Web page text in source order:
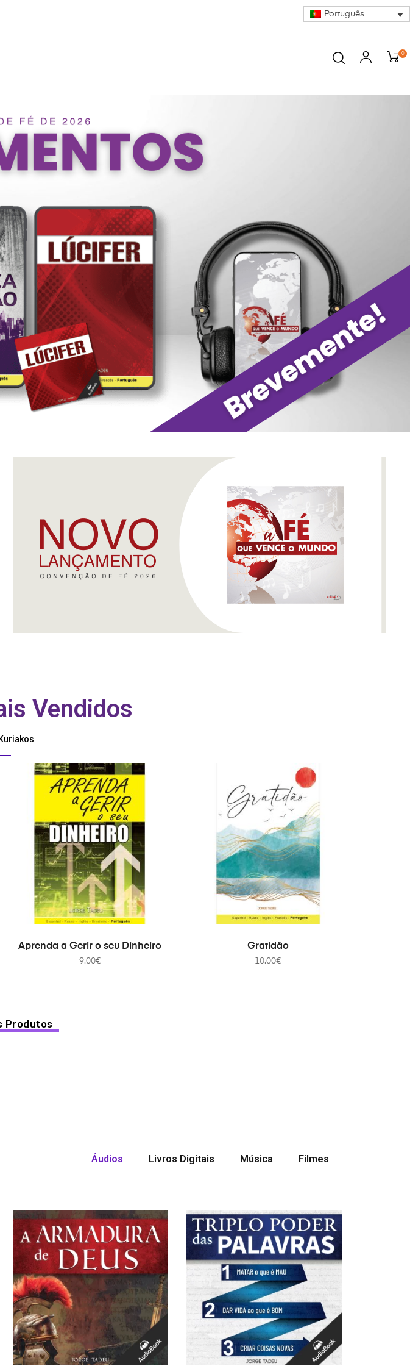
Português
0
Vendidos
ADICIONAR
Aprenda a Gerir o seu Dinheiro
9.00€
ADICIONAR
Gratidão
10.00€
Produtos
Áudios Livros Digitais Música Filmes